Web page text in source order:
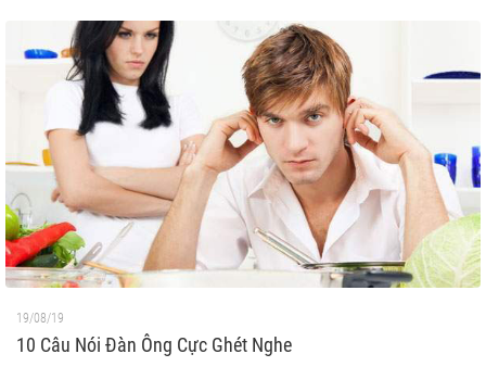
19/08/19
10 Câu Nói Đàn Ông Cực Ghét Nghe